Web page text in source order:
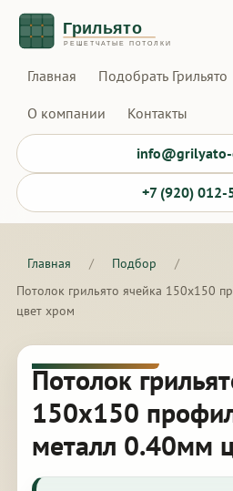
Главная Подобрать Грильято
О компании Контакты
+7 (920) 012-
Главная / Подбор
/
Потолок грильято ячейка 150х150
цвет хром
Потолок
150х150
металл 0.40мм